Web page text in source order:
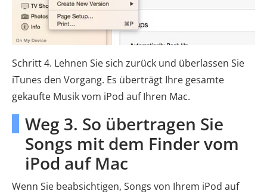
Schritt 4. Lehnen Sie sich zurück und überlassen Sie
iTunes den Vorgang. Es überträgt Ihre gesamte
gekaufte Musik vom iPod auf Ihren Mac.
Weg 3. So übertragen Sie
Songs mit dem Finder vom
iPod auf Mac
Wenn Sie beabsichtigen, Songs von Ihrem iPod auf